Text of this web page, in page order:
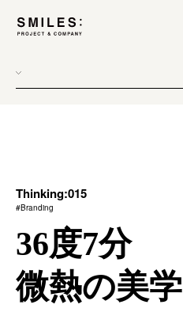
scope
process
team management
method
Thinking:015
#Branding
36度7分
微熱の美学